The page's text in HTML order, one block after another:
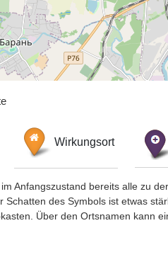
Wirkungsort
Anfangszustand bereits alle zu
Schatten des Symbols ist etwas
Über den Ortsnamen kann